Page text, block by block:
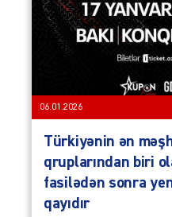
06.01.2026
Türkiyənin ən
qruplarından biri
fasilədən sonra
qayıdır